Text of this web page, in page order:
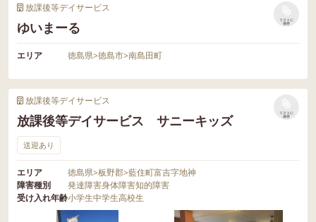
放課後等デイサービス
ゆいまーる
リストに
保存
エリア 徳島県>徳島市>南島田町
放課後等デイサービス
放課後等デイサービス サニーキッズ
リストに
保存
送迎あり
エリア 徳島県>板野郡>藍住町富吉字地神
障害種別
発達障害身体障害知的障害
受け入れ年齢小学生中学生高校生